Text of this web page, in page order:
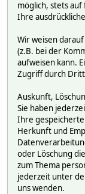
möglich, stets
Ihre
Wir weisen
(z.B. bei der
aufweisen kann.
Zugriff durch
Auskunft,
Sie haben
Ihre
Herkunft und
oder Löschung
zum Thema
jederzeit unter
uns wenden.